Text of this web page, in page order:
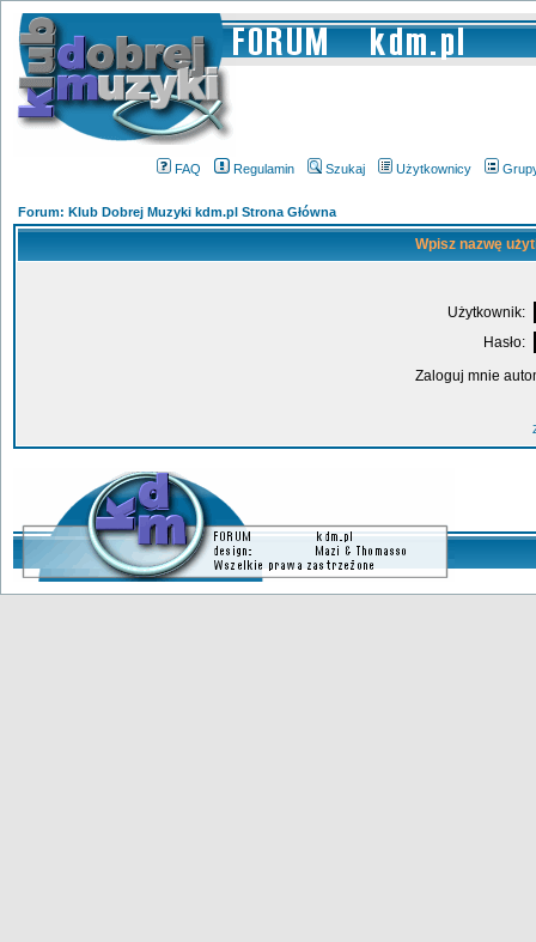
FAQ Regulamin Szukaj Użytkownicy
Forum: Klub Dobrej Muzyki kdm.pl Strona Główna
Wpisz nazwę
Użytkownik:
Hasło:
Zaloguj mnie